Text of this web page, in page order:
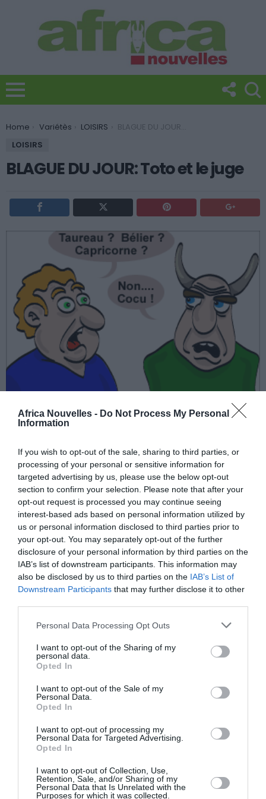
Africa Nouvelles - Do Not Process My Personal
Information
If you wish to opt-out of the sale, sharing to third parties, or
processing of your personal or sensitive information for
targeted advertising by us, please use the below opt-out
section to confirm your selection. Please note that after your
opt-out request is processed you may continue seeing
interest-based ads based on personal information utilized by
us or personal information disclosed to third parties prior to
your opt-out. You may separately opt-out of the further
disclosure of your personal information by third parties on the
IAB’s list of downstream participants. This information may
also be disclosed by us to third parties on the IAB’s List of
Downstream Participants that may further disclose it to other
Personal Data Processing Opt Outs
I want to opt-out of the Sharing of my
personal data.
Opted In
I want to opt-out of the Sale of my
Personal Data.
Opted In
I want to opt-out of processing my
Personal Data for Targeted Advertising.
Opted In
I want to opt-out of Collection, Use,
Retention, Sale, and/or Sharing of my
Personal Data that Is Unrelated with the
Purposes for which it was collected.
You are here:
Home Variétès LOISIRS
BLAGUE DU JOUR: Toto et le juge
LOISIRS
BLAGUE DU JOUR: Toto et le juge
Lutte sans… quartier contre l’infidélité?
Toto est accusé d’avoir tué sa femme et le jour de son
jugement, le juge lui demande:
Le juge: Monsieur Toto, sur votre dossier il est
écrit que vous avez tué votre femme après l’avoir
surprise avec un autre homme n’est ce pas ?
Toto: C’est exact, votre Honneur!
Toto: Bien sûr que je l’aime, votre Honneur! Mais j’ai
déjà tué trop d’hommes; il n’y a presque plus
d’homme dans le quartier …
Dakar mort de rire
Previous article
ITALIE – Transfert d’argent: entrée en